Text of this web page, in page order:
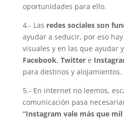
oportunidades para ello.
4.- Las redes sociales son
ayudar a seducir, por eso
visuales y en las que ayudar
Facebook, Twittere
para destinos y alojamientos.
5.- En internet no leemos,
comunicación pasa
“Instagram vale más que mil